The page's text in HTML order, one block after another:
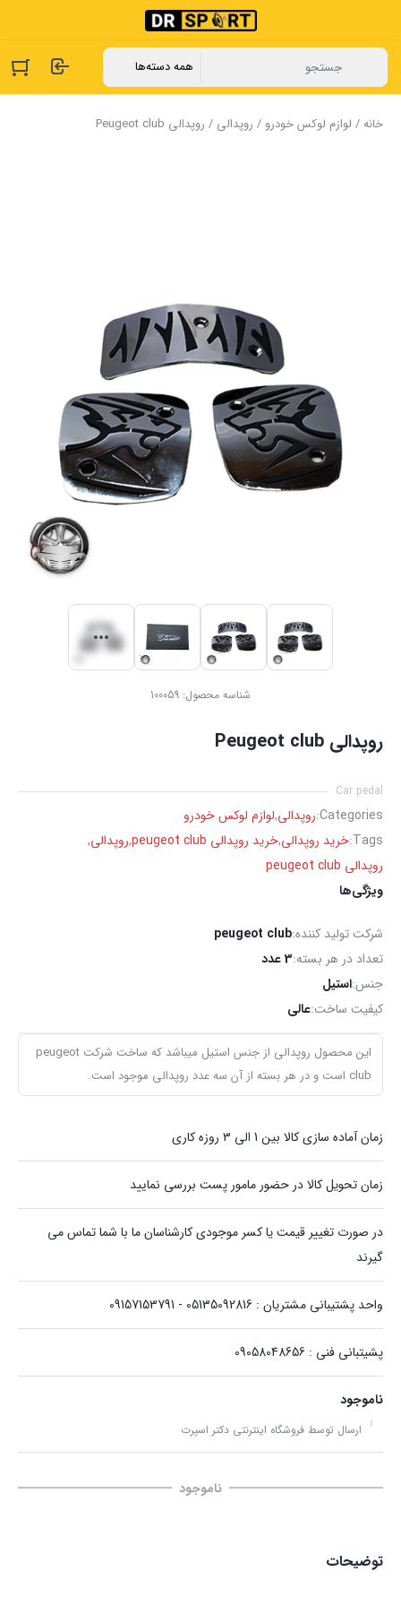
خانه/ لوازم لوکس خودرو / روپدالی / روپدالی Peugeot club
شناسه محصول: 100059
روپدالی Peugeot club
Car pedal
Categories: روپدالی,لوازم لوکس خودرو
Tags: خرید روپدالی,خرید روپدالی peugeot club ,روپدالی,
روپدالی peugeot club
ویژگی‌ها
شرکت تولید کننده:peugeot club
تعداد در هر بسته:3 عدد
جنس:استیل
کیفیت ساخت:عالی
این محصول روپدالی از جنس استیل میباشد که ساخت شرکت peugeot
club است و در هر بسته از آن سه عدد روپدالی موجود است.
زمان آماده سازی کالا بین 1 الی 3 روزه کاری
زمان تحویل کالا در حضور مامور پست بررسی نمایید
در صورت تغییر قیمت یا کسر موجودی کارشناسان ما با شما تماس می
گیرند
واحد پشتیبانی مشتریان : 05135092816 - 09157153791
پشیتبانی فنی : 09058048656
ناموجود
ارسال توسط فروشگاه اینترنتی دکتر اسپرت
ناموجود
توضیحات